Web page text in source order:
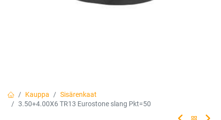
Kauppa
Sisärenkaat
3.50+4.00X6 TR13 Eurostone slang Pkt=50